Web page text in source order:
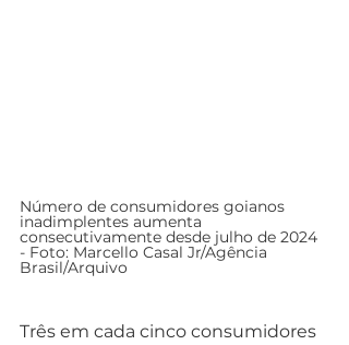
Número de consumidores goianos
inadimplentes aumenta
consecutivamente desde julho de 2024
- Foto: Marcello Casal Jr/Agência
Brasil/Arquivo
Três em cada cinco consumidores